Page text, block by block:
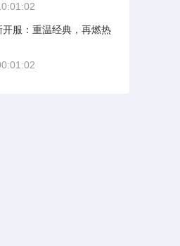
服：重温经典，再燃热